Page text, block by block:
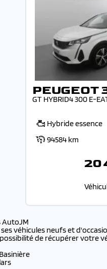
PEUGEOT
GT HYBRID4 300 E-
Hybride essence
94584 km
20
AutoJM
véhicules neufs et
de récupérer votre